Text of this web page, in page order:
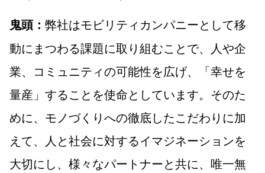
鬼頭： 弊社はモビリティカンパニーとして移
動にまつわる課題に取り組むことで、人や企
業、コミュニティの可能性を広げ、「幸せを
量産」することを使命としています。そのた
めに、モノづくりへの徹底したこだわりに加
えて、人と社会に対するイマジネーションを
大切にし、様々なパートナーと共に、唯一無